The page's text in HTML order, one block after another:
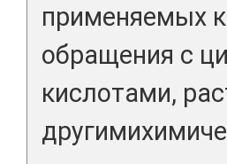
применяемых
обращения с
кислотами,